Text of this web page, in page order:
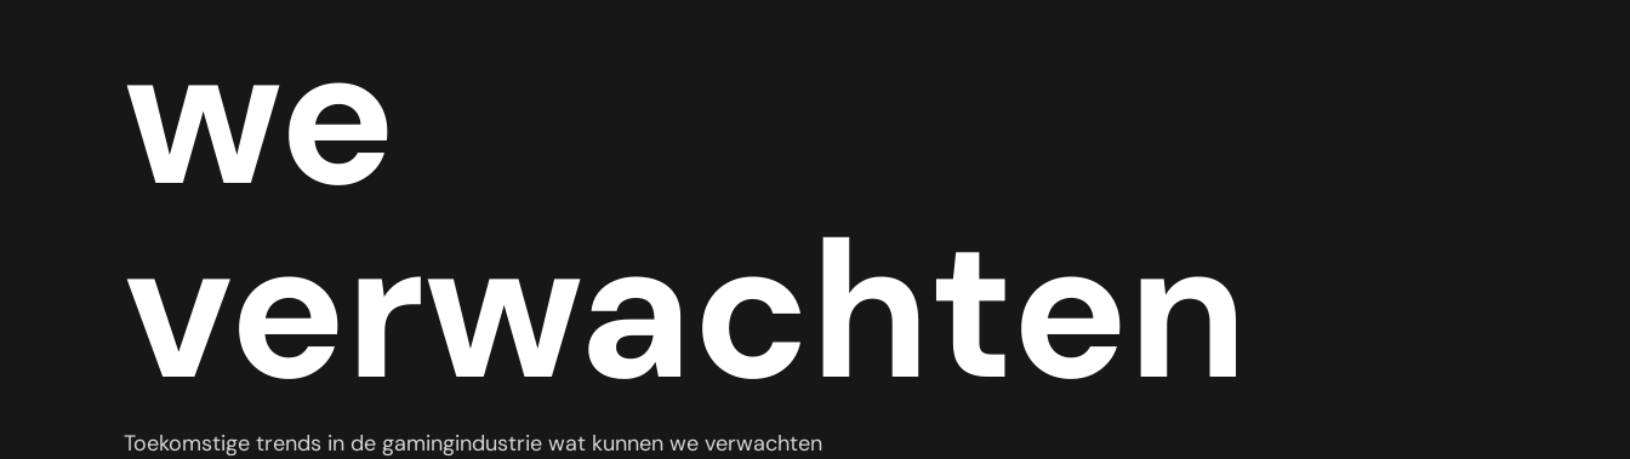
we
verwachten
Toekomstige trends in de gamingindustrie wat kunnen we verwachten